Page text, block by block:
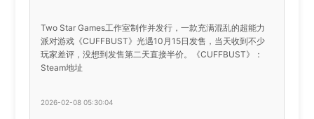
Two Star Games工作室制作并发行，一款充满混乱的超能力
派对游戏《CUFFBUST》光遇10月15日发售，当天收到不少
玩家差评，没想到发售第二天直接半价。《CUFFBUST》：
Steam地址
2026-02-08 05:30:04